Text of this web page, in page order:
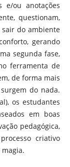
e/ou anotações
questionam,
do ambiente
gerando
segunda fase,
ferramenta de
de forma mais
do nada.
os estudantes
em boas
pedagógica,
criativo